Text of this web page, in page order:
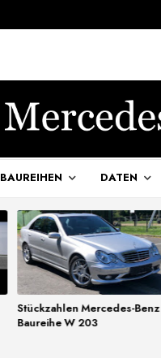
BAUREIHEN DATEN
Stückzahlen Mercedes-Benz
Baureihe W 203